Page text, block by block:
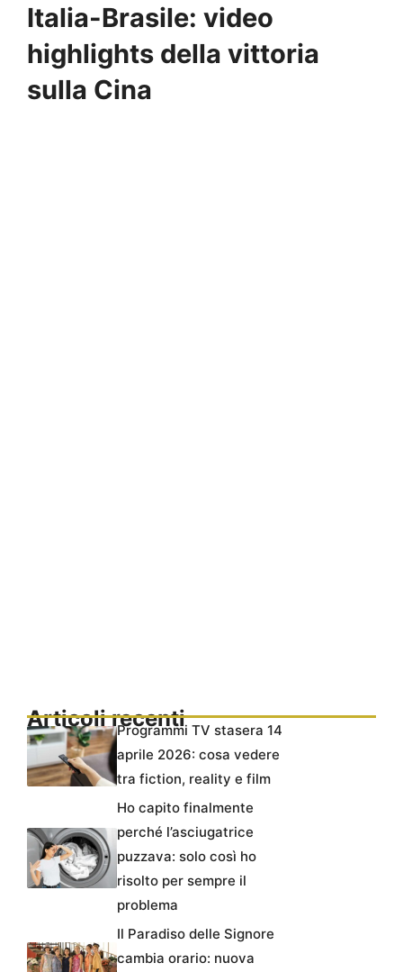
Italia-Brasile: video
highlights della vittoria
sulla Cina
Articoli recentiProgrammi TV stasera 14
aprile 2026: cosa vedere
tra fiction, reality e film
Ho capito finalmente
perché l’asciugatrice
puzzava: solo così ho
risolto per sempre il
problema
Il Paradiso delle Signore
cambia orario: nuova